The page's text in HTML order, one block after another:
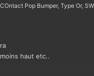
Pop Bumper, Type Or,
haut etc..